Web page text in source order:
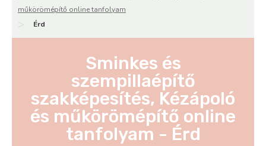
műkörömépítő online tanfolyam
> Érd
Sminkes és
szempillaépítő
szakképesítés, Kézápoló
és műkörömépítő online
tanfolyam - Érd